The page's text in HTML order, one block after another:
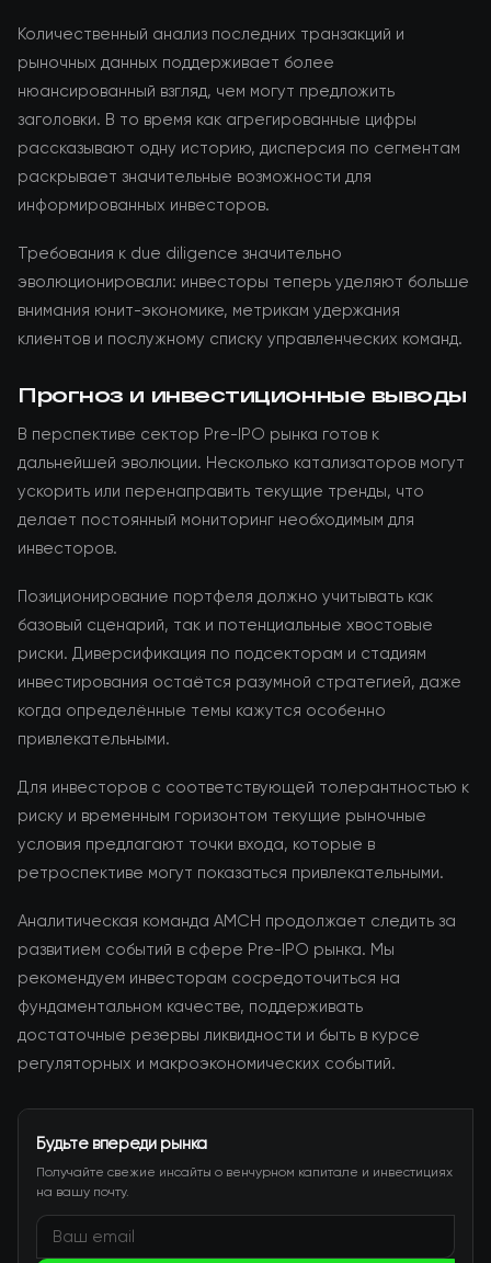
Количественный анализ последних транзакций и
рыночных данных поддерживает более
нюансированный взгляд, чем могут предложить
заголовки. В то время как агрегированные цифры
рассказывают одну историю, дисперсия по сегментам
раскрывает значительные возможности для
информированных инвесторов.
Требования к due diligence значительно
эволюционировали: инвесторы теперь уделяют больше
внимания юнит-экономике, метрикам удержания
клиентов и послужному списку управленческих команд.
Прогноз и инвестиционные выводы
В перспективе сектор Pre-IPO рынка готов к
дальнейшей эволюции. Несколько катализаторов могут
ускорить или перенаправить текущие тренды, что
делает постоянный мониторинг необходимым для
инвесторов.
Позиционирование портфеля должно учитывать как
базовый сценарий, так и потенциальные хвостовые
риски. Диверсификация по подсекторам и стадиям
инвестирования остаётся разумной стратегией, даже
когда определённые темы кажутся особенно
привлекательными.
Для инвесторов с соответствующей толерантностью к
риску и временным горизонтом текущие рыночные
условия предлагают точки входа, которые в
ретроспективе могут показаться привлекательными.
Аналитическая команда AMCH продолжает следить за
развитием событий в сфере Pre-IPO рынка. Мы
рекомендуем инвесторам сосредоточиться на
фундаментальном качестве, поддерживать
достаточные резервы ликвидности и быть в курсе
регуляторных и макроэкономических событий.
Будьте впереди рынка
Получайте свежие инсайты о венчурном капитале и инвестициях
на вашу почту.